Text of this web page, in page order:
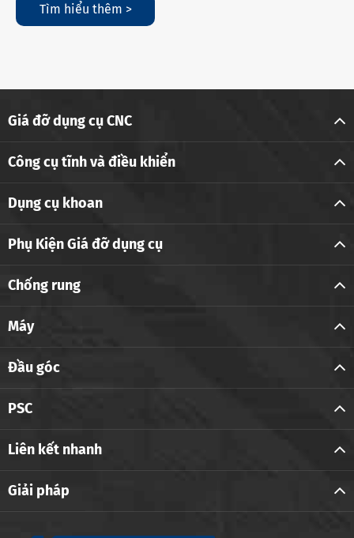
Tìm hiểu thêm >
Giá đỡ dụng cụ CNC
Công cụ tĩnh và điều khiển
Dụng cụ khoan
Phụ Kiện Giá đỡ dụng cụ
Chống rung
Máy
Đầu góc
PSC
Liên kết nhanh
Giải pháp